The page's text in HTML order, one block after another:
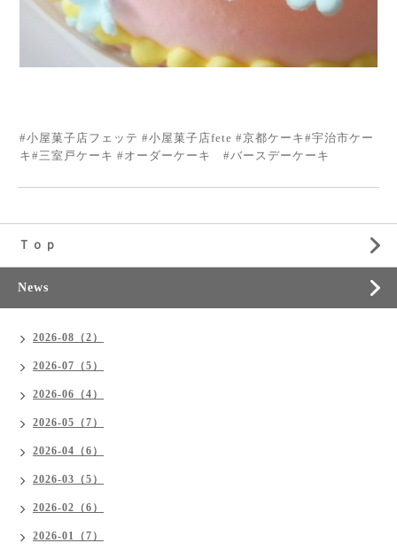
#小屋菓子店フェッテ #小屋菓子店fete #京都ケーキ#宇治市ケー
キ#三室戸ケーキ #オーダーケーキ #バースデーケーキ
Ｔｏｐ
News
2026-08（2）
2026-07（5）
2026-06（4）
2026-05（7）
2026-04（6）
2026-03（5）
2026-02（6）
2026-01（7）